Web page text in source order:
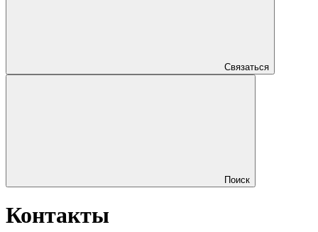
Связаться
Поиск
Контакты